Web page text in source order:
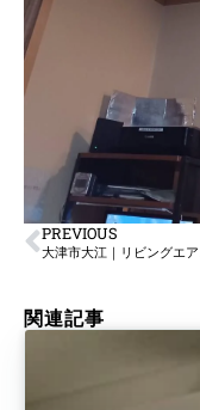
PREVIOUS
関連記事